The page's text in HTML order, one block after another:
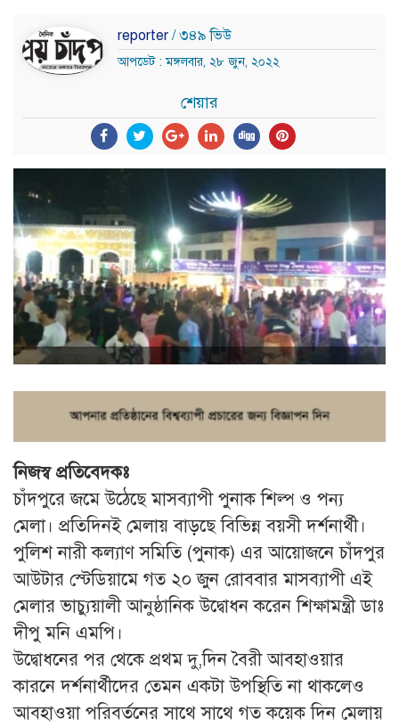
reporter / ৩৪৯ ভিউ
আপডেট : মঙ্গলবার, ২৮ জুন, ২০২২
শেয়ার
নিজস্ব প্রতিবেদকঃ
চাঁদপুরে জমে উঠেছে মাসব্যাপী পুনাক শিল্প ও পন্য
মেলা। প্রতিদিনই মেলায় বাড়ছে বিভিন্ন বয়সী দর্শনার্থী।
পুলিশ নারী কল্যাণ সমিতি (পুনাক) এর আয়োজনে চাঁদপুর
আউটার স্টেডিয়ামে গত ২০ জুন রোববার মাসব্যাপী এই
মেলার ভাচ্যুয়ালী আনুষ্ঠানিক উদ্বোধন করেন শিক্ষামন্ত্রী ডাঃ
দীপু মনি এমপি।
উদ্বোধনের পর থেকে প্রথম দু,দিন বৈরী আবহাওয়ার
কারনে দর্শনার্থীদের তেমন একটা উপস্থিতি না থাকলেও
আবহাওয়া পরিবর্তনের সাথে সাথে গত কয়েক দিন মেলায়